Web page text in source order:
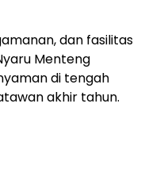
dan fasilitas
Menteng
di tengah
akhir tahun.